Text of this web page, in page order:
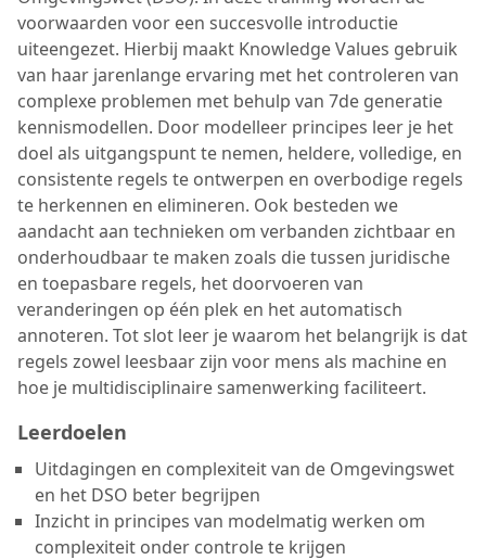
voorwaarden voor een succesvolle introductie
uiteengezet. Hierbij maakt Knowledge Values gebruik
van haar jarenlange ervaring met het controleren van
complexe problemen met behulp van 7de generatie
kennismodellen. Door modelleer principes leer je het
doel als uitgangspunt te nemen, heldere, volledige, en
consistente regels te ontwerpen en overbodige regels
te herkennen en elimineren. Ook besteden we
aandacht aan technieken om verbanden zichtbaar en
onderhoudbaar te maken zoals die tussen juridische
en toepasbare regels, het doorvoeren van
veranderingen op één plek en het automatisch
annoteren. Tot slot leer je waarom het belangrijk is dat
regels zowel leesbaar zijn voor mens als machine en
hoe je multidisciplinaire samenwerking faciliteert.
Leerdoelen
Uitdagingen en complexiteit van de Omgevingswet
en het DSO beter begrijpen
Inzicht in principes van modelmatig werken om
complexiteit onder controle te krijgen